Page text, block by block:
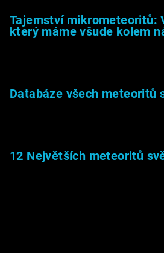
Tajemství mikrometeoritů:
který máme všude kolem
Databáze všech meteoritů
12 Největších meteoritů